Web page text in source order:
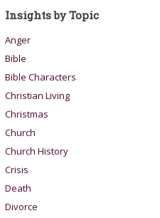
Insights by Topic
Anger
Bible
Bible Characters
Christian Living
Christmas
Church
Church History
Crisis
Death
Divorce